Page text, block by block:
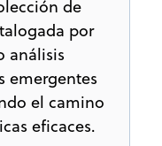
de
por
análisis
emergentes
el camino
eficaces.